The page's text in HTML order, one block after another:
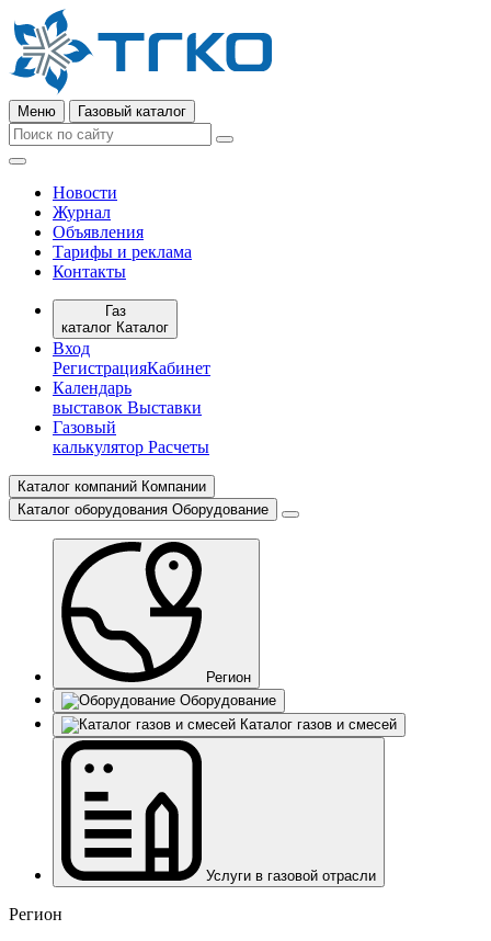
Меню Газовый каталог
Новости
Журнал
Объявления
Тарифы и реклама
Контакты
Газ
каталог Каталог
Вход
РегистрацияКабинет
Календарь
выставок Выставки
Газовый
калькулятор Расчеты
Каталог компаний Компании
Каталог оборудования Оборудование
Регион
Оборудование
Каталог газов и смесей
Услуги в газовой отрасли
Регион